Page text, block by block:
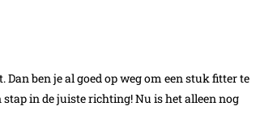
Dan ben je al goed op weg om een stuk fitter te
in de juiste richting! Nu is het alleen nog